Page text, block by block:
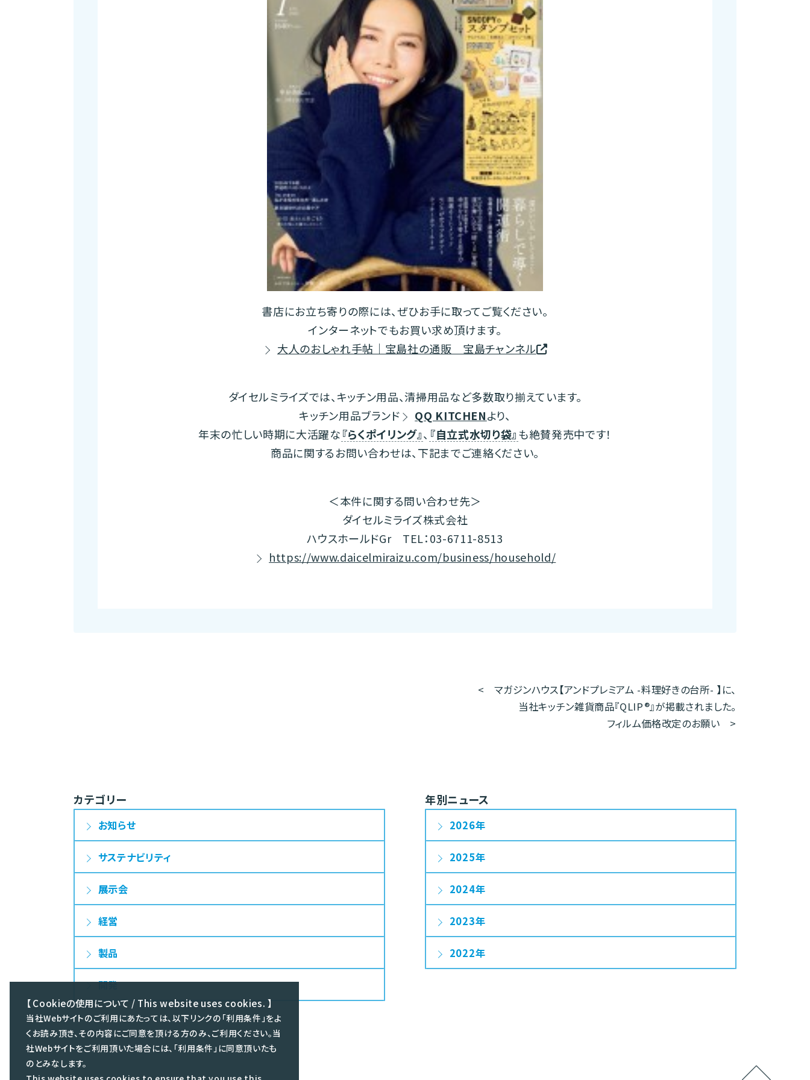
書店にお立ち寄りの際には、ぜひお手に取ってご覧ください。
インターネットでもお買い求め頂けます。
大人のおしゃれ手帖｜宝島社の通販 宝島チャンネル
ダイセルミライズでは、キッチン用品、清掃用品など多数取り揃えています。
キッチン用品ブランド
QQ KITCHENより、
年末の忙しい時期に大活躍な『らくポイリング』、 『自立式水切り袋』も絶賛発売中です！
商品に関するお問い合わせは、下記までご連絡ください。
＜本件に関する問い合わせ先＞
ダイセルミライズ株式会社
ハウスホールドGr TEL：03-6711-8513
https://www.daicelmiraizu.com/business/household/
<マガジンハウス【アンドプレミアム -料理好きの台所- 】に、
当社キッチン雑貨商品『QLIP®』が掲載されました。
フィルム価格改定のお願い >
カテゴリー
お知らせ
サステナビリティ
展示会
経営
製品
開発
年別ニュース
2026
2025
2024
2023
2022
【 Cookieの使用について / This website uses cookies. 】
当社Webサイトのご利用にあたっては、以下リンクの「利用条件」をよ
くお読み頂き、その内容にご同意を頂ける方のみ、ご利用ください。当
社Webサイトをご利用頂いた場合には、「利用条件」に同意頂いたも
のとみなします。